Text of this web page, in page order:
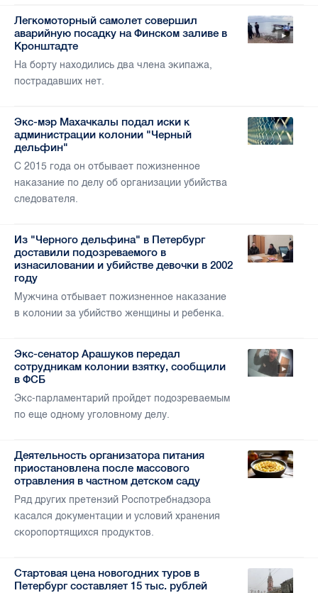
Легкомоторный самолет совершил
аварийную посадку на Финском заливе в
Кронштадте
На борту находились два члена экипажа,
пострадавших нет.
Экс-мэр Махачкалы подал иски к
администрации колонии "Черный
дельфин"
С 2015 года он отбывает пожизненное
наказание по делу об организации убийства
следователя.
Из "Черного дельфина" в Петербург
доставили подозреваемого в
изнасиловании и убийстве девочки в 2002
году
Мужчина отбывает пожизненное наказание
в колонии за убийство женщины и ребенка.
Экс-сенатор Арашуков передал
сотрудникам колонии взятку, сообщили
в ФСБ
Экс-парламентарий пройдет подозреваемым
по еще одному уголовному делу.
Деятельность организатора питания
приостановлена после массового
отравления в частном детском саду
Ряд других претензий Роспотребнадзора
касался документации и условий хранения
скоропортящихся продуктов.
Стартовая цена новогодних туров в
Петербург составляет 15 тыс. рублей